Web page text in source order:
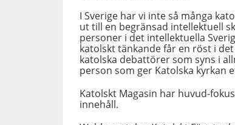
I Sverige har vi inte så många
ut till en begränsad intellektuell
personer i det intellektuella
katolskt tänkande får en röst i
katolska debattörer som syns i
person som ger Katolska kyrkan
Katolskt Magasin har huvud-
innehåll.